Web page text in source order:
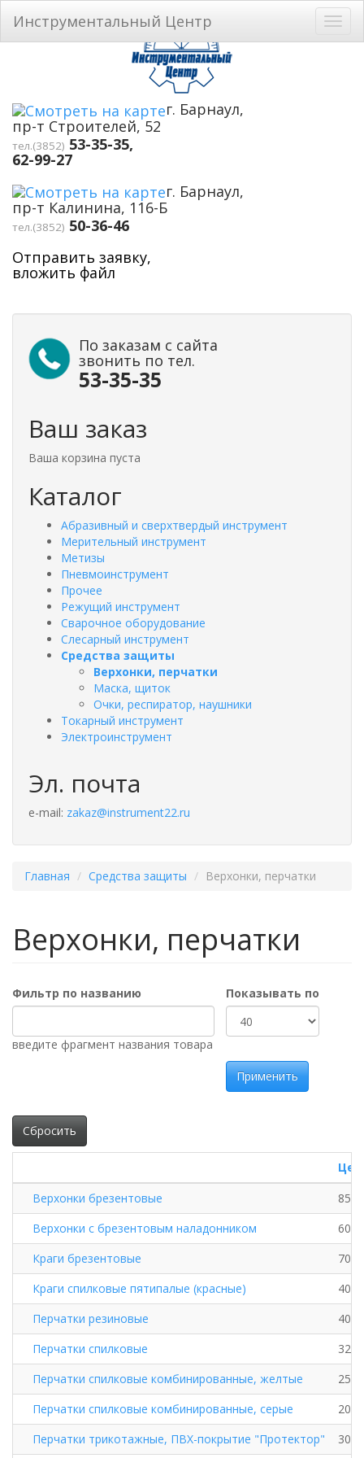
Инструментальный Центр
г. Барнаул,
пр-т Строителей, 52
тел.(3852) 53-35-35,
62-99-27
г. Барнаул,
пр-т Калинина, 116-Б
тел.(3852) 50-36-46
Отправить заявку,
вложить файл
По заказам с сайта
звонить по тел.
53-35-35
Ваш заказ
Ваша корзина пуста
Каталог
Абразивный и сверхтвердый инструмент
Мерительный инструмент
Метизы
Пневмоинструмент
Прочее
Режущий инструмент
Сварочное оборудование
Слесарный инструмент
Средства защиты
Верхонки, перчатки
Маска, щиток
Очки, респиратор, наушники
Токарный инструмент
Электроинструмент
Эл. почта
e-mail: zakaz@instrument22.ru
Главная Средства защиты Верхонки, перчатки
Верхонки, перчатки
Фильтр по названию
введите фрагмент названия товара
Показывать по
Применить
Сбросить
Верхонки брезентовые
85
Верхонки с брезентовым наладонником
60
Краги брезентовые
70
Краги спилковые пятипалые (красные)
400
Перчатки резиновые
40
Перчатки спилковые
325
Перчатки спилковые комбинированные, желтые
250
Перчатки спилковые комбинированные, серые
205
Перчатки трикотажные, ПВХ-покрытие "Протектор"
30